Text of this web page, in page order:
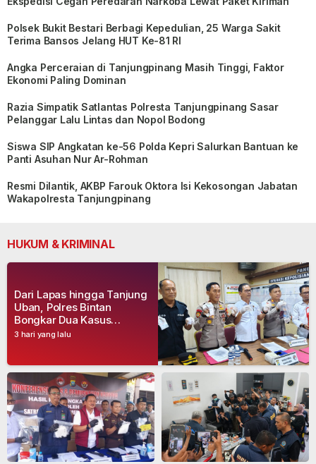
Polsek Bukit Bestari Berbagi Kepedulian, 25 Warga Sakit
Terima Bansos Jelang HUT Ke-81 RI
Angka Perceraian di Tanjungpinang Masih Tinggi, Faktor
Ekonomi Paling Dominan
Razia Simpatik Satlantas Polresta Tanjungpinang Sasar
Pelanggar Lalu Lintas dan Nopol Bodong
Siswa SIP Angkatan ke-56 Polda Kepri Salurkan Bantuan ke
Panti Asuhan Nur Ar-Rohman
Resmi Dilantik, AKBP Farouk Oktora Isi Kekosongan Jabatan
Wakapolresta Tanjungpinang
HUKUM & KRIMINAL
3 hari yang lalu
Dari Lapas hingga Tanjung
Uban, Polres Bintan
Bongkar Dua Kasus
Narkoba, Empat Tersangka